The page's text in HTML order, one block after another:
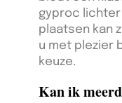
gyproc lichter
plaatsen kan
u met plezier
keuze.
Kan ik